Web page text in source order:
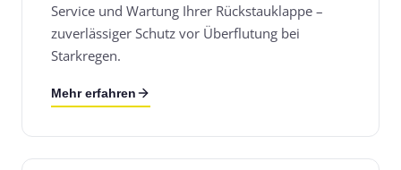
Service und Wartung Ihrer Rückstauklappe –
zuverlässiger Schutz vor Überflutung bei
Starkregen.
Mehr erfahren